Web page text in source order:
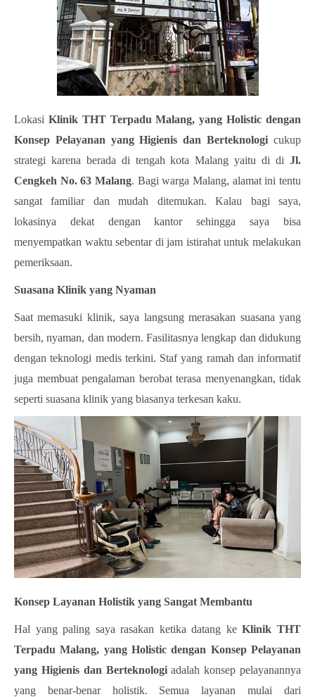
Lokasi Klinik THT Terpadu Malang, yang Holistic dengan
Konsep Pelayanan yang Higienis dan Berteknologi cukup
strategi karena berada di tengah kota Malang yaitu di di Jl.
Cengkeh No. 63 Malang. Bagi warga Malang, alamat ini tentu
sangat familiar dan mudah ditemukan. Kalau bagi saya,
lokasinya dekat dengan kantor sehingga saya bisa
menyempatkan waktu sebentar di jam istirahat untuk melakukan
pemeriksaan.
Suasana Klinik yang Nyaman
Saat memasuki klinik, saya langsung merasakan suasana yang
bersih, nyaman, dan modern. Fasilitasnya lengkap dan didukung
dengan teknologi medis terkini. Staf yang ramah dan informatif
juga membuat pengalaman berobat terasa menyenangkan, tidak
seperti suasana klinik yang biasanya terkesan kaku.
Konsep Layanan Holistik yang Sangat Membantu
Hal yang paling saya rasakan ketika datang keKlinik THT
Terpadu Malang, yang Holistic dengan Konsep Pelayanan
yang Higienis dan Berteknologiadalah konsep pelayanannya
yang benar-benar holistik. Semua layanan mulai dari